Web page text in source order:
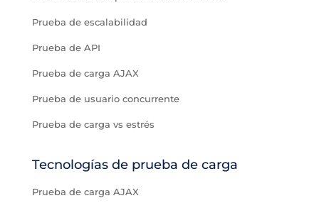
Prueba de escalabilidad
Prueba de API
Prueba de carga AJAX
Prueba de usuario concurrente
Prueba de carga vs estrés
Tecnologías de prueba de carga
Prueba de carga AJAX